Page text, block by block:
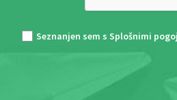
Seznanjen sem s Splošnimi